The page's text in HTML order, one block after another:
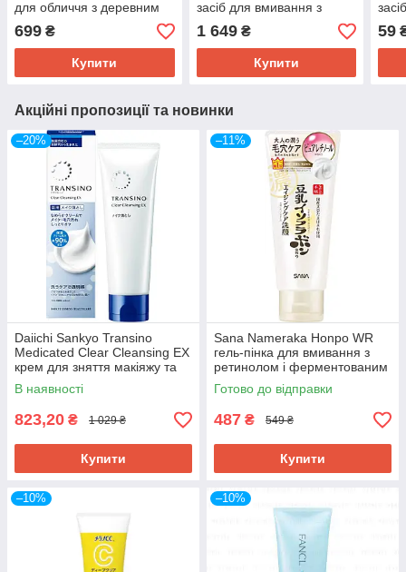
для обличчя з деревним
мінералами, 80 г
699 ₴
Купити
засіб для вмивання з
рослинними екстрактами,
160 мл
1 649₴
Купити
59
Акційні пропозиції та новинки
–20%
Daiichi Sankyo Transino
Medicated Clear Cleansing EX
крем для зняття макіяжу та
очищення шкіри, 110 г. До
11/2026
В наявності
823,20 ₴ 1 029 ₴
Купити
–11%
Sana Nameraka Honpo WR
гель-пінка для вмивання з
ретинолом і ферментованим
соєвим молоком, 150 г
Готово до відправки
487 ₴ 549 ₴
Купити
–10% –10%